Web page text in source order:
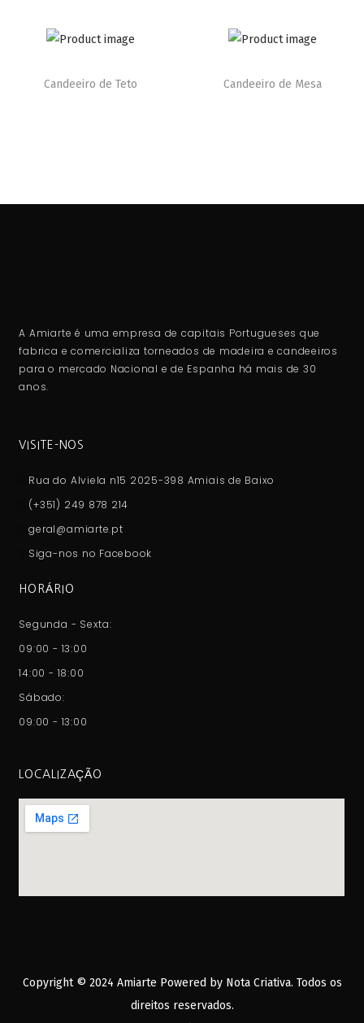
Candeeiro de Teto Candeeiro de Mesa
A Amiarte é uma empresa de capitais Portugueses que
fabrica e comercializa torneados de madeira e candeeiros
para o mercado Nacional e de Espanha há mais de 30
anos.
VISITE-NOS
Rua do Alviela n15 2025-398 Amiais de Baixo
(+351) 249 878 214
geral@amiarte.pt
Siga-nos no Facebook
HORÁRIO
Segunda - Sexta:
09:00 - 13:00
14:00 - 18:00
Sábado:
09:00 - 13:00
LOCALIZAÇÃO
Copyright © 2024 Amiarte Powered by Nota Criativa. Todos os
direitos reservados.